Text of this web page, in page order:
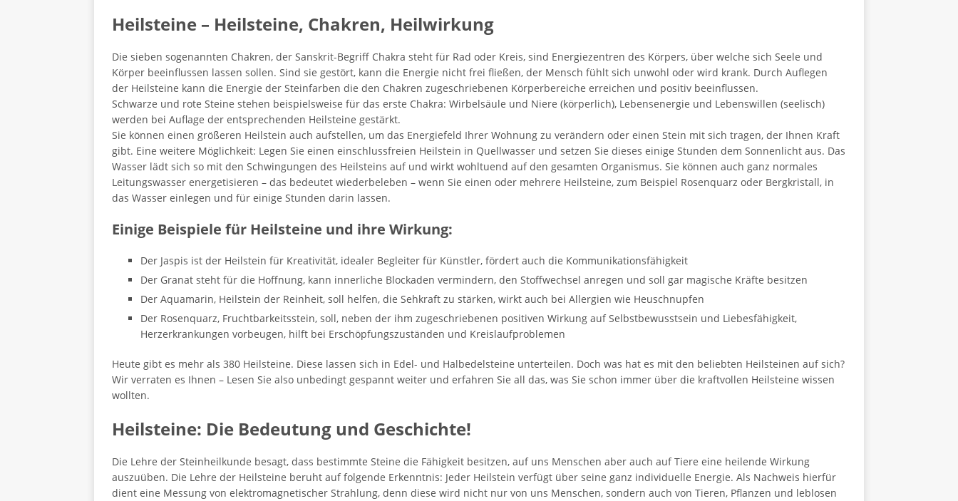
Heilsteine – Heilsteine, Chakren, Heilwirkung
Die sieben sogenannten Chakren, der Sanskrit-Begriff Chakra steht für Rad oder Kreis, sind Energiezentren des Körpers, über welche sich Seele und
Körper beeinflussen lassen sollen. Sind sie gestört, kann die Energie nicht frei fließen, der Mensch fühlt sich unwohl oder wird krank. Durch Auflegen
der Heilsteine kann die Energie der Steinfarben die den Chakren zugeschriebenen Körperbereiche erreichen und positiv beeinflussen.
Schwarze und rote Steine stehen beispielsweise für das erste Chakra: Wirbelsäule und Niere (körperlich), Lebensenergie und Lebenswillen (seelisch)
werden bei Auflage der entsprechenden Heilsteine gestärkt.
Sie können einen größeren Heilstein auch aufstellen, um das Energiefeld Ihrer Wohnung zu verändern oder einen Stein mit sich tragen, der Ihnen Kraft
gibt. Eine weitere Möglichkeit: Legen Sie einen einschlussfreien Heilstein in Quellwasser und setzen Sie dieses einige Stunden dem Sonnenlicht aus. Das
Wasser lädt sich so mit den Schwingungen des Heilsteins auf und wirkt wohltuend auf den gesamten Organismus. Sie können auch ganz normales
Leitungswasser energetisieren – das bedeutet wiederbeleben – wenn Sie einen oder mehrere Heilsteine, zum Beispiel Rosenquarz oder Bergkristall, in
das Wasser einlegen und für einige Stunden darin lassen.
Einige Beispiele für Heilsteine und ihre Wirkung:
Der Jaspis ist der Heilstein für Kreativität, idealer Begleiter für Künstler, fördert auch die Kommunikationsfähigkeit
Der Granat steht für die Hoffnung, kann innerliche Blockaden vermindern, den Stoffwechsel anregen und soll gar magische Kräfte besitzen
Der Aquamarin, Heilstein der Reinheit, soll helfen, die Sehkraft zu stärken, wirkt auch bei Allergien wie Heuschnupfen
Der Rosenquarz, Fruchtbarkeitsstein, soll, neben der ihm zugeschriebenen positiven Wirkung auf Selbstbewusstsein und Liebesfähigkeit,
Herzerkrankungen vorbeugen, hilft bei Erschöpfungszuständen und Kreislaufproblemen
Heute gibt es mehr als 380 Heilsteine. Diese lassen sich in Edel- und Halbedelsteine unterteilen. Doch was hat es mit den beliebten Heilsteinen auf sich?
Wir verraten es Ihnen – Lesen Sie also unbedingt gespannt weiter und erfahren Sie all das, was Sie schon immer über die kraftvollen Heilsteine wissen
wollten.
Heilsteine: Die Bedeutung und Geschichte!
Die Lehre der Steinheilkunde besagt, dass bestimmte Steine die Fähigkeit besitzen, auf uns Menschen aber auch auf Tiere eine heilende Wirkung
auszuüben. Die Lehre der Heilsteine beruht auf folgende Erkenntnis: Jeder Heilstein verfügt über seine ganz individuelle Energie. Als Nachweis hierfür
dient eine Messung von elektromagnetischer Strahlung, denn diese wird nicht nur von uns Menschen, sondern auch von Tieren, Pflanzen und leblosen